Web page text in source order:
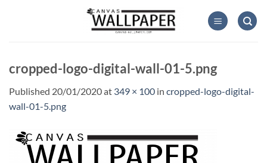
cropped-logo-digital-wall-01-5.png
Published 20/01/2020at 349 × 100 in cropped-logo-digital-
wall-01-5.png